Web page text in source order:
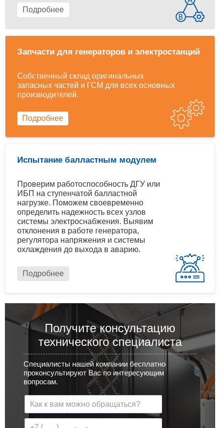
Подробнее
Запчасти для генераторов и электростанций
Собственный склад оригинальных
запасных частей и ГСМ для всех основных
производителей.
Подробнее
Испытание балластным модулем
Проверим работоспособность ДГУ или
ИБП на ступенчатой балластной
нагрузке. Поможем своевременно
определить надежность всех узлов
системы электроснабжения. Выявим
отклонения в работе генератора,
регулятора напряжения и системы
охлаждения до выхода в аварию.
Подробнее
Получите консультацию
технического специалиста
Специалисты нашей компании бесплатно
проконсультируют Вас по интересующим
вопросам.